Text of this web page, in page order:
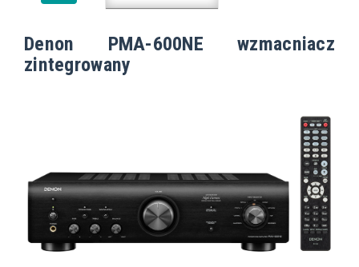
Denon PMA-600NE wzmacniacz
zintegrowany